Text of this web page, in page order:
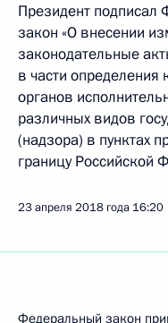
Президент подписал
закон «О внесении
законодательные
в части
органов
различных видов
(надзора) в пунктах
границу Российской
23 апреля 2018 года 16:20
Федеральный закон